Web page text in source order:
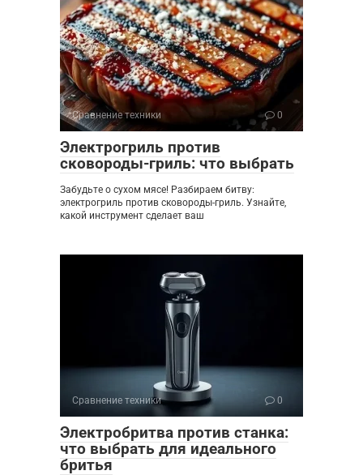
Сравнение техники 0
Электрогриль против
сковороды-гриль: что выбрать
Забудьте о сухом мясе! Разбираем битву:
электрогриль против сковороды-гриль. Узнайте,
какой инструмент сделает ваш
Сравнение техники 0
Электробритва против станка:
что выбрать для идеального
бритья